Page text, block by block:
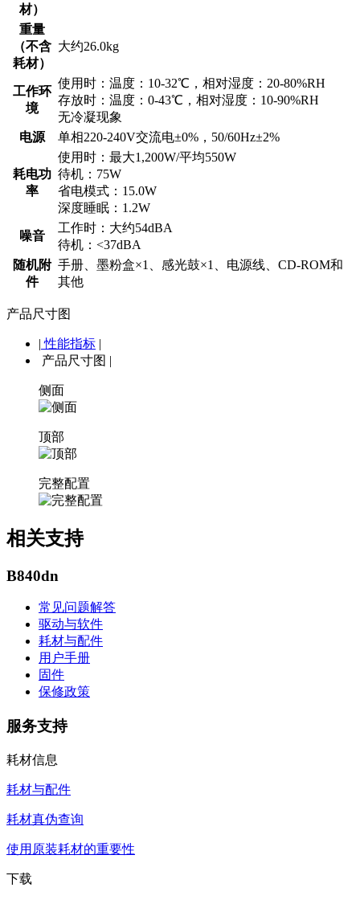
材）
重量
（不含
耗材）
大约26.0kg
工作环
境
使用时：温度：10-32℃，相对湿度：20-80%RH
存放时：温度：0-43℃，相对湿度：10-90%RH
无冷凝现象
电源
单相220-240V交流电±0%，50/60Hz±2%
耗电功
率
使用时：最大1,200W/平均550W
待机：75W
省电模式：15.0W
深度睡眠：1.2W
噪音
工作时：大约54dBA
待机：<37dBA
随机附
件
手册、墨粉盒×1、感光鼓×1、电源线、CD-ROM和
其他
产品尺寸图
| 性能指标 |
产品尺寸图 |
侧面
顶部
完整配置
相关支持
B840dn
常见问题解答
驱动与软件
耗材与配件
用户手册
固件
保修政策
服务支持
耗材信息
耗材与配件
耗材真伪查询
使用原装耗材的重要性
下载